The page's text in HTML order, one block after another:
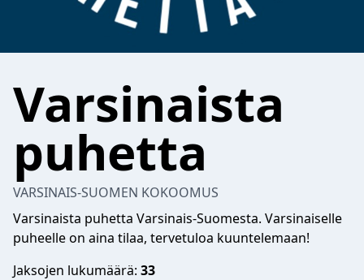
Varsinaista
puhetta
VARSINAIS-SUOMEN KOKOOMUS
Varsinaista puhetta Varsinais-Suomesta. Varsinaiselle
puheelle on aina tilaa, tervetuloa kuuntelemaan!
Jaksojen lukumäärä: 33